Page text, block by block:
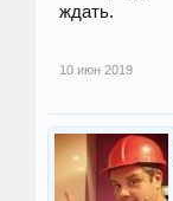
ждать.
10 июн 2019